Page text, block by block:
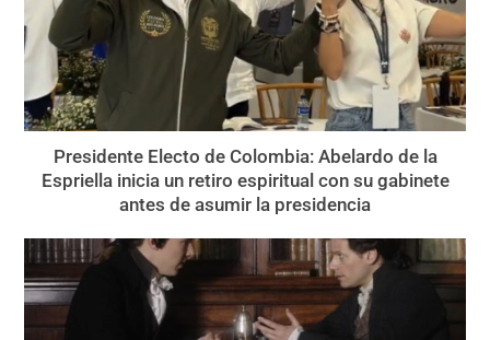
Presidente Electo de Colombia: Abelardo de la
Espriella inicia un retiro espiritual con su gabinete
antes de asumir la presidencia